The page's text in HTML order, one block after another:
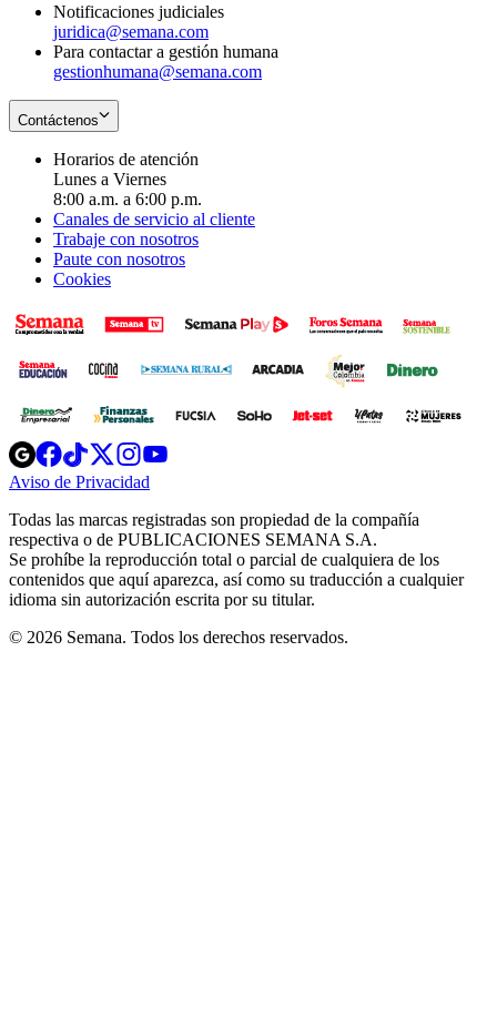
Notificaciones judiciales
juridica@semana.com
Para contactar a gestión humana
gestionhumana@semana.com
Contáctenos
Horarios de atención
Lunes a Viernes
8:00 a.m. a 6:00 p.m.
Canales de servicio al cliente
Trabaje con nosotros
Paute con nosotros
Cookies
Opens
in
new
Opens
in
new
Opens
in
new
window
Opens
new
windowwindow
Aviso de Privacidad
new
window
Todas las marcas registradas son propiedad de la compañía
respectiva o de PUBLICACIONES SEMANA S.A.
Se prohíbe la reproducción total o parcial de cualquiera de los
contenidos que aquí aparezca, así como su traducción a cualquier
idioma sin autorización escrita por su titular.
© 2026 Semana. Todos los derechos reservados.